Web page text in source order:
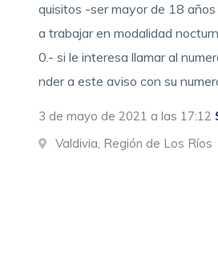
quisitos -ser mayor de 18
a trabajar en modalidad
0.- si le interesa llamar al
nder a este aviso con su
3 de mayo de 2021 a las 17:12
Valdivia, Región de Los Ríos